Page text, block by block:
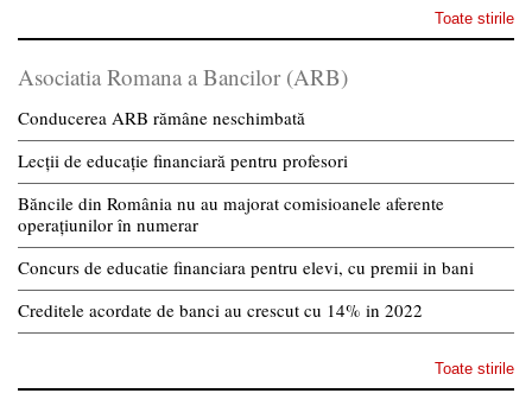
Toate stirile
Asociatia Romana a Bancilor (ARB)
Conducerea ARB rămâne neschimbată
Lecții de educație financiară pentru profesori
Băncile din România nu au majorat comisioanele aferente
operațiunilor în numerar
Concurs de educatie financiara pentru elevi, cu premii in bani
Creditele acordate de banci au crescut cu 14% in 2022
Toate stirile